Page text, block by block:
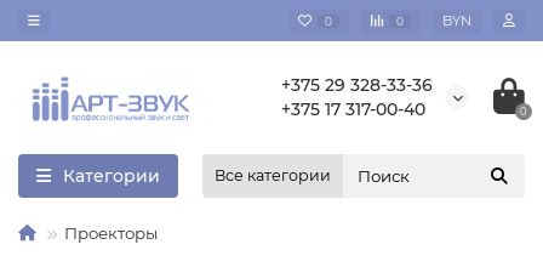
0 0 BYN
+375 29 328-33-36
+375 17 317-00-40
0
Категории Все категории
Проекторы